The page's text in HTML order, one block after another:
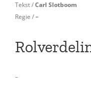
Tekst /Carl Slotboom
Regie /–
–